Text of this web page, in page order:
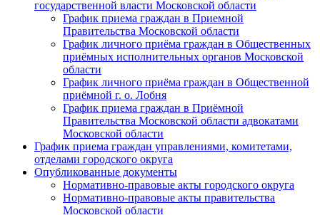
государственной власти Московской области
График приема граждан в Приемной
Правительства Московской области
График личного приёма граждан в Общественных
приёмных исполнительных органов Московской
области
График личного приёма граждан в Общественной
приёмной г. о. Лобня
График приема граждан в Приёмной
Правительства Московской области адвокатами
Московской области
График приема граждан управлениями, комитетами,
отделами городского округа
Опубликованные документы
Нормативно-правовые акты городского округа
Нормативно-правовые акты правительства
Московской области